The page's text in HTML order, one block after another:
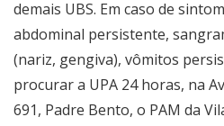
demais UBS. Em caso de
abdominal persistente,
(nariz, gengiva), vômitos
procurar a UPA 24 horas, na
691, Padre Bento, o PAM da